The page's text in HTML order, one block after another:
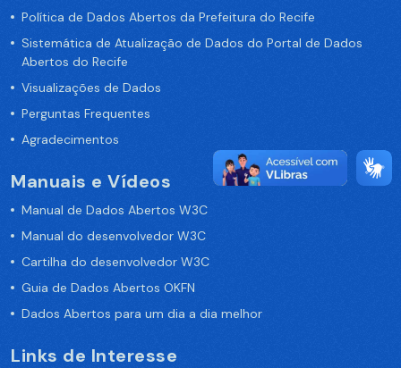
Política de Dados Abertos da Prefeitura do Recife
Sistemática de Atualização de Dados do Portal de Dados
Abertos do Recife
Visualizações de Dados
Perguntas Frequentes
Agradecimentos
Manuais e Vídeos
Manual de Dados Abertos W3C
Manual do desenvolvedor W3C
Cartilha do desenvolvedor W3C
Guia de Dados Abertos OKFN
Dados Abertos para um dia a dia melhor
Links de Interesse